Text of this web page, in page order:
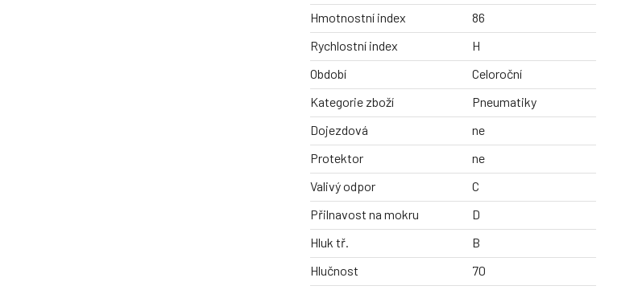
Hmotnostní index
86
Rychlostní index
H
Období
Celoroční
Kategorie zboží
Pneumatiky
Dojezdová
ne
Protektor
ne
Valivý odpor
C
Přilnavost na mokru
D
Hluk tř.
B
Hlučnost
70